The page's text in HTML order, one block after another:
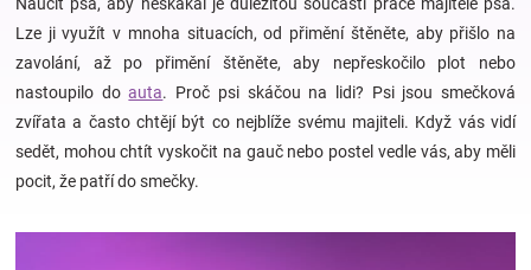
kojenecká
výbava
Hračky
Lze ji využít v mnoha situacích, od přimění štěněte, aby přišlo na
zavolání, až po přimění štěněte, aby nepřeskočilo plot nebo
nastoupilo doauta. Proč psi skáčou na lidi? Psi jsou smečková
zvířata a často chtějí být co nejblíže svému majiteli. Když vás vidí
sedět, mohou chtít vyskočit na gauč nebo postel vedle vás, aby měli
pocit, že patří do smečky.